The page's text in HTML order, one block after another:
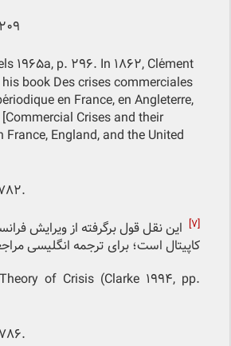
1965a, p. 296. In 1862, Clément
book Des crises commerciales
en France, en Angleterre,
Crises and their
France, England, and the United
[7]
این نقل قول برگرفته از ویرایش
کاپیتال است؛ برای ترجمه انگلیسی
Theory of Crisis (Clarke 1994, pp.